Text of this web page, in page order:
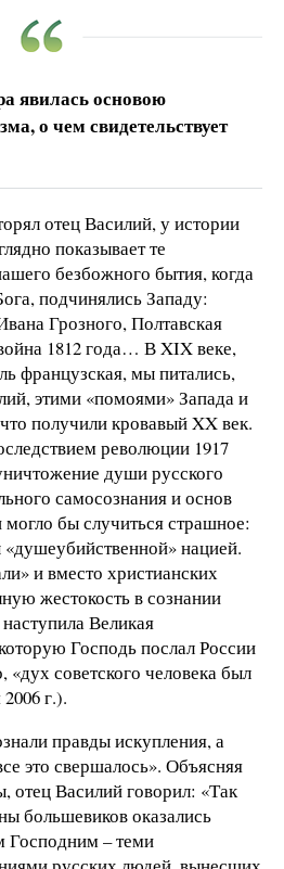
явилась основою
о чем свидетельствует
отец Василий, у истории
показывает те
безбожного бытия, когда
подчинялись Западу:
Грозного, Полтавская
1812 года… В XIX веке,
французская, мы питались,
этими «помоями» Запада и
получили кровавый XX век.
революции 1917
души русского
самосознания и основ
бы случиться страшное:
нацией.
и вместо христианских
жестокость в сознании
Великая
Господь послал России
«дух советского человека был
г.).
правды искупления, а
это свершалось». Объясняя
отец Василий говорил: «Так
большевиков оказались
Господним – теми